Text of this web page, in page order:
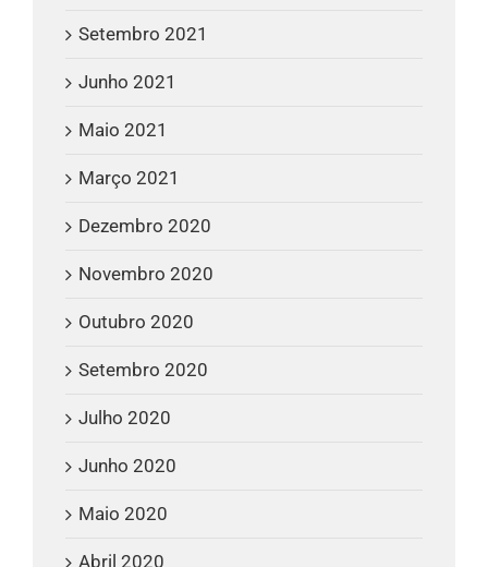
Setembro 2021
Junho 2021
Maio 2021
Março 2021
Dezembro 2020
Novembro 2020
Outubro 2020
Setembro 2020
Julho 2020
Junho 2020
Maio 2020
Abril 2020